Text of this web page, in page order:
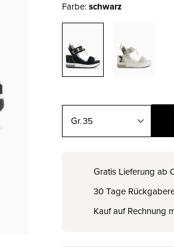
Farbe:schwarz
35
CHF 125.00
Gratis Lieferung ab
30 Tage
Kauf auf Rechnung